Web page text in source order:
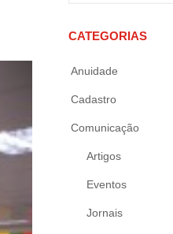
CATEGORIAS
Anuidade
Cadastro
Comunicação
Artigos
Eventos
Jornais